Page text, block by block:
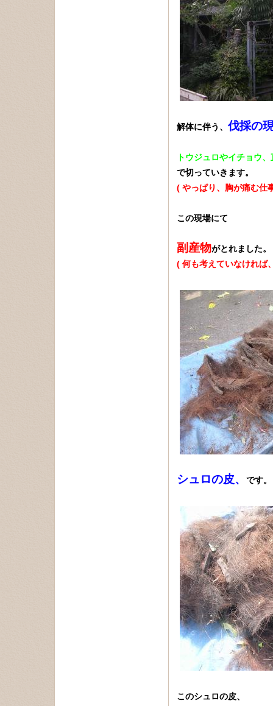
解体に伴う、 伐採の
トウジュロやイチョウ
で切っていきます。
( やっぱり、胸が痛む仕
この現場にて
副産物がとれました。
( 何も考えていなければ
シュロの皮、 です。
このシュロの皮、